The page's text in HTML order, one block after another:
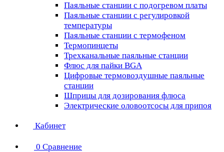
Паяльные станции с подогревом платы
Паяльные станции с регулировкой
температуры
Паяльные станции с термофеном
Термопинцеты
Трехканальные паяльные станции
Флюс для пайки BGA
Цифровые термовоздушные паяльные
станции
Шприцы для дозирования флюса
Электрические оловоотсосы для припоя
Кабинет
0 Сравнение